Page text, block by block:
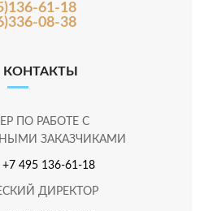
61-18
08-38
ПО РАБОТЕ С
ЗАКАЗЧИКАМИ
+7 495 136-61-18
ДИРЕКТОР